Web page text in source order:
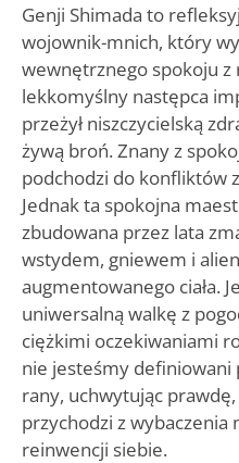
Genji Shimada to
wojownik-mnich, który
wewnętrznego spokoju z
lekkomyślny następca
przeżył niszczycielską
żywą broń. Znany z
podchodzi do konfliktów
Jednak ta spokojna
zbudowana przez lata
wstydem, gniewem i
augmentowanego ciała.
uniwersalną walkę z
ciężkimi oczekiwaniami
nie jesteśmy definiowani
rany, uchwytując
przychodzi z wybaczenia
reinwencji siebie.